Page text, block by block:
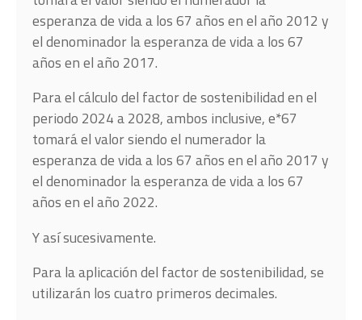
esperanza de vida a los 67 años en el año 2012 y
el denominador la esperanza de vida a los 67
años en el año 2017.
Para el cálculo del factor de sostenibilidad en el
periodo 2024 a 2028, ambos inclusive, e*67
tomará el valor siendo el numerador la
esperanza de vida a los 67 años en el año 2017 y
el denominador la esperanza de vida a los 67
años en el año 2022.
Y así sucesivamente.
Para la aplicación del factor de sostenibilidad, se
utilizarán los cuatro primeros decimales.